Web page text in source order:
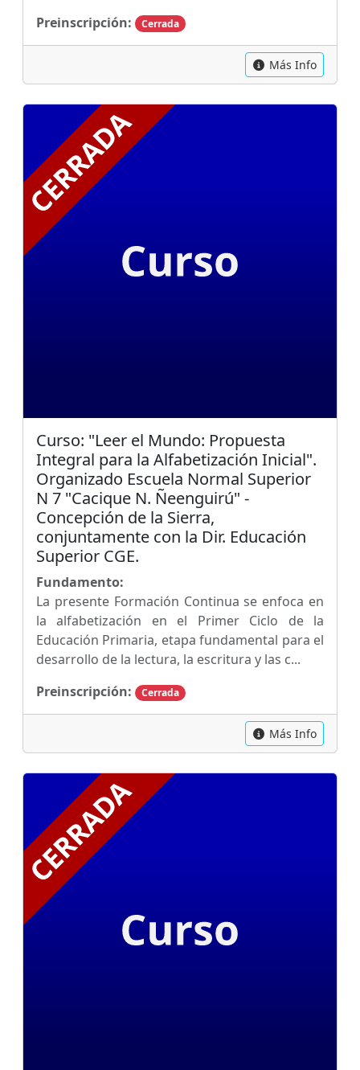
Preinscripción:
Cerrada
Más Info
Curso: "Leer el Mundo: Propuesta
Integral para la Alfabetización Inicial".
Organizado Escuela Normal Superior
N 7 "Cacique N. Ñeenguirú" -
Concepción de la Sierra,
conjuntamente con la Dir. Educación
Superior CGE.
Fundamento:
La presente Formación Continua se enfoca en
la alfabetización en el Primer Ciclo de la
Educación Primaria, etapa fundamental para el
desarrollo de la lectura, la escritura y las c...
Preinscripción:
Cerrada
Más Info